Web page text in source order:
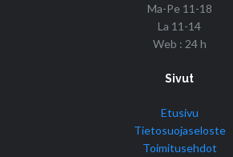
Ma-Pe 11-18
La 11-14
Web : 24 h
Sivut
Etusivu
Tietosuojaseloste
Toimitusehdot